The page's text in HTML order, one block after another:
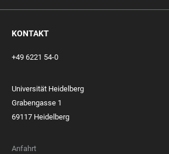
KONTAKT
+49 6221 54-0
Universität Heidelberg
Grabengasse 1
69117 Heidelberg
Anfahrt